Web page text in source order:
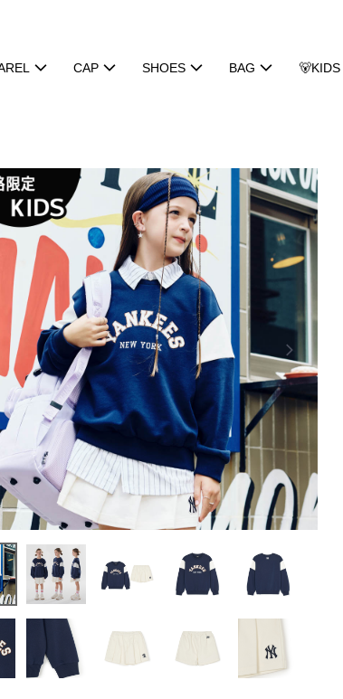
CAP SHOES BAG 🐻KIDS